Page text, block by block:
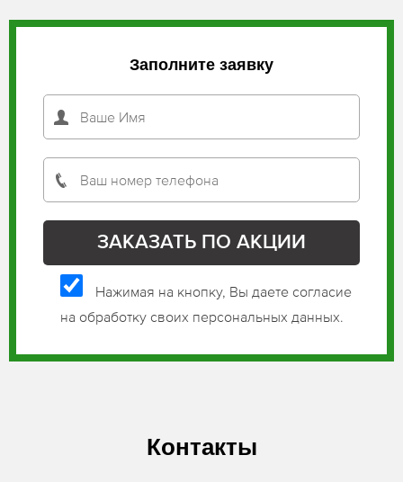
Заполните заявку
Нажимая на кнопку, Вы даете согласие
на обработку своих персональных данных.
Контакты